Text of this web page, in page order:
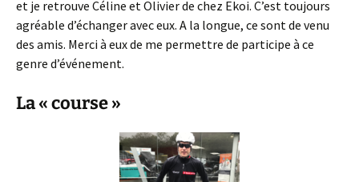
et je retrouve Céline et Olivier de chez Ekoi. C’est toujours
agréable d’échanger avec eux. A la longue, ce sont de venu
des amis. Merci à eux de me permettre de participe à ce
genre d’événement.
La « course »